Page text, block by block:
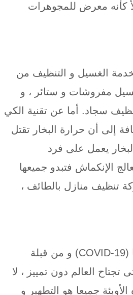
كأنه معرض للمجوهرات
الغسيل و التنظيف من
مفروشات و ستائر ، و
سجاد. أما عن تقنية الكي
إلى أن حرارة البخار تقتل
يعمل على فرد
الإنكماش فتبدو جميعها
تنظيف منازل بالطائف ،
في ظل إنتشار الفيروسات و الأوبئة مثل فيروس كورونا (COVID-19) و من قبلة
تجتاح العالم دون تمييز ، لا
جميعا هو التطهير و